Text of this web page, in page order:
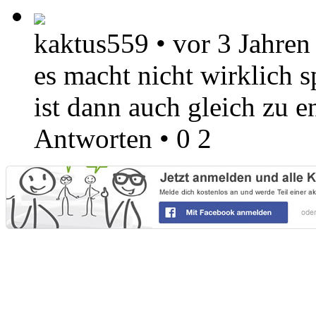
kaktus559 • vor 3 Jahren
es macht nicht wirklich
ist dann auch gleich zu
Antworten • 0 2